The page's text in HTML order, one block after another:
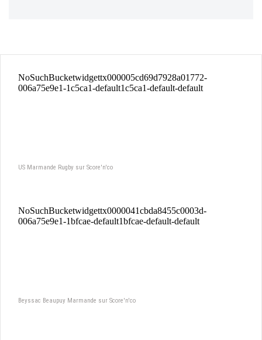
US Marmande Rugby sur Score'n'co
Beyssac Beaupuy Marmande sur Score'n'co